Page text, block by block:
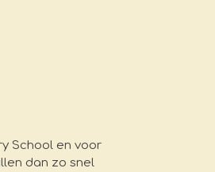
School en voor
dan zo snel